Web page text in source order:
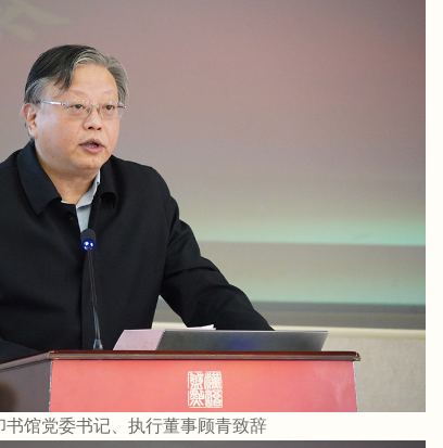
书馆党委书记、执行董事顾青致辞